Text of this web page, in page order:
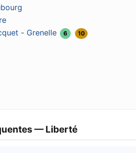
- Grenelle
6 10
— Liberté